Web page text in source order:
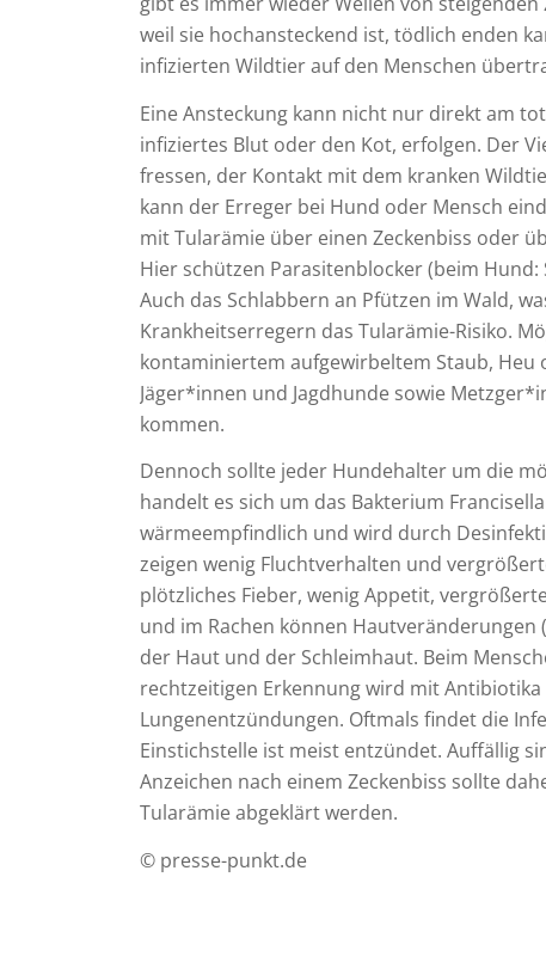
weil sie hochansteckend ist, tödlich enden
infizierten Wildtier auf den Menschen
Eine Ansteckung kann nicht nur direkt am
infiziertes Blut oder den Kot, erfolgen. Der
fressen, der Kontakt mit dem kranken
kann der Erreger bei Hund oder Mensch
mit Tularämie über einen Zeckenbiss oder
Hier schützen Parasitenblocker (beim
Auch das Schlabbern an Pfützen im Wald,
Krankheitserregern das Tularämie-Risiko.
kontaminiertem aufgewirbeltem Staub,
Jäger*innen und Jagdhunde sowie
kommen.
Dennoch sollte jeder Hundehalter um die
handelt es sich um das Bakterium
wärmeempfindlich und wird durch
zeigen wenig Fluchtverhalten und
plötzliches Fieber, wenig Appetit,
und im Rachen können
der Haut und der Schleimhaut. Beim
rechtzeitigen Erkennung wird mit
Lungenentzündungen. Oftmals findet die
Einstichstelle ist meist entzündet. Auffällig
Anzeichen nach einem Zeckenbiss sollte
Tularämie abgeklärt werden.
© presse-punkt.de